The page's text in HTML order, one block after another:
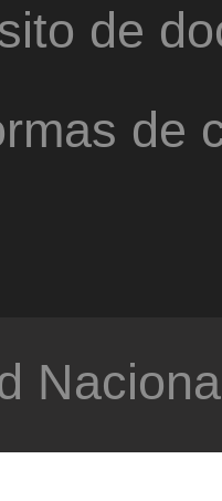
de
de